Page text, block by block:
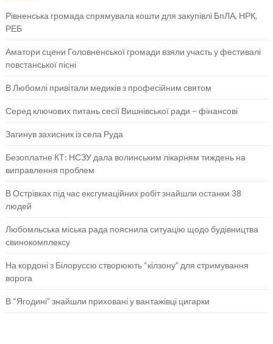
Рівненська громада спрямувала кошти для закупівлі БпЛА, НРК,
РЕБ
Аматори сцени Головненської громади взяли участь у фестивалі
повстанської пісні
В Любомлі привітали медиків з професійним святом
Серед ключових питань сесії Вишнівської ради – фінансові
Загинув захисник із села Руда
Безоплатне КТ: НСЗУ дала волинським лікарням тиждень на
виправлення проблем
В Острівках під час ексгумаційних робіт знайшли останки 38
людей
Любомльська міська рада пояснила ситуацію щодо будівництва
свинокомплексу
На кордоні з Білоруссю створюють “кілзону” для стримування
ворога
В “Ягодині” знайшли приховані у вантажівці цигарки